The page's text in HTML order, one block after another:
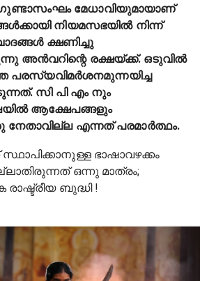
മേധാവിയുമായാണ്
നിയമസഭയിൽ നിന്ന്
ക്ഷണിച്ചു
അൻവറിന്റെ രക്ഷയ്ക്ക്. ഒടുവിൽ
പരസ്യവിമർശനമുന്നയിച്ച
സി പി എം നും
ആക്ഷേപങ്ങളും
എന്നത് പരമാർത്ഥം.
ഭാഷാവഴക്കം
ഒന്നു മാത്രം;
ബുദ്ധി !